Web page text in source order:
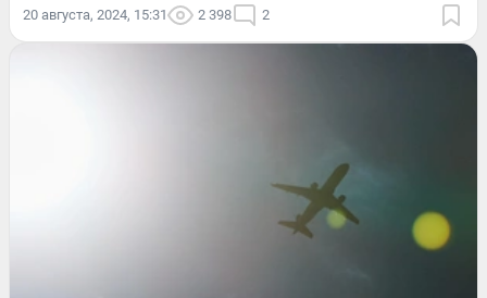
20 августа, 2024, 15:31 2 398 2